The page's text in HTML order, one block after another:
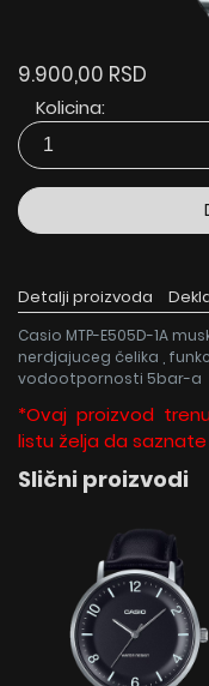
9.900,00 RSD
Kolicina:
Detalji proizvoda
Casio MTP-E505D-1A
nerdjajuceg čelika ,
vodootpornosti 5bar-a
*Ovaj proizvod
listu želja da
Slični proizvodi